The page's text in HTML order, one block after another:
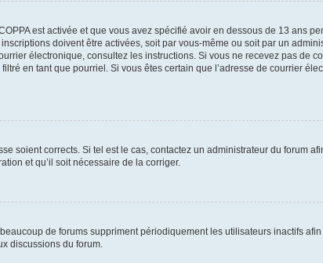
est activée et que vous avez spécifié avoir en dessous de 13 ans
doivent être activées, soit par vous-même ou soit par un
électronique, consultez les instructions. Si vous ne recevez pas de
en tant que pourriel. Si vous êtes certain que l’adresse de courrier
soient corrects. Si tel est le cas, contactez un administrateur du forum
et qu’il soit nécessaire de la corriger.
de forums suppriment périodiquement les utilisateurs inactifs
discussions du forum.